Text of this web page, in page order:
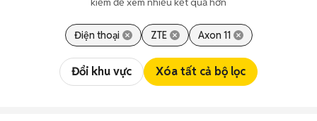
Điện thoại ZTE Axon 11
Đổi khu vực Xóa tất cả bộ lọc